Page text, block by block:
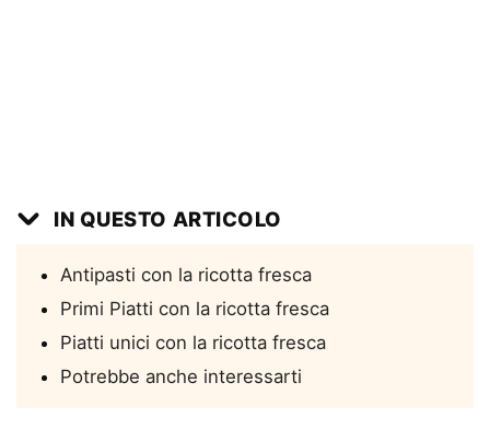
IN QUESTO ARTICOLO
Antipasti con la ricotta fresca
Primi Piatti con la ricotta fresca
Piatti unici con la ricotta fresca
Potrebbe anche interessarti